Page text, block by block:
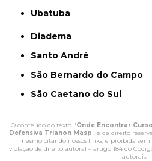
Ubatuba
Diadema
Santo André
São Bernardo do Campo
São Caetano do Sul
O conteúdo do texto "Onde Encontrar
Defensiva Trianon Masp" é de direito
mesmo citando nossos links, é proibida
violação de direito autoral – artigo 184 do
autorais.